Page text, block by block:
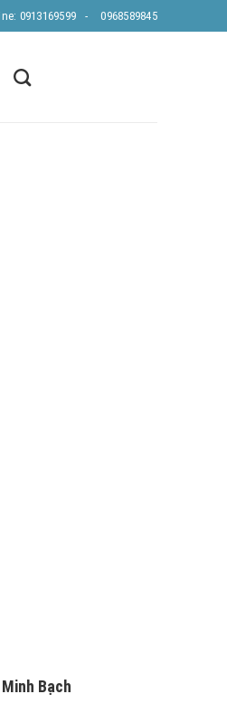
0913169599 - 0968589845
Bạch